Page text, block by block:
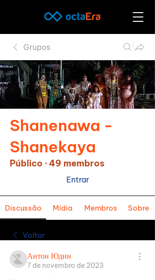
Grupos
Shanenawa -
Shanekaya
Público ·49 membros
Entrar
Discussão Mídia Membros Sobre
Voltar
Антон Юдин
7 de novembro de 2023